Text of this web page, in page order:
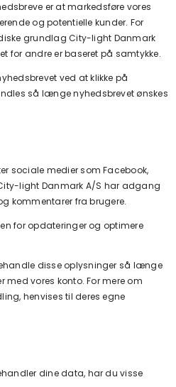
er at markedsføre vores
og potentielle kunder. For
grundlagCity-light Danmark
for andre er baseret på samtykke.
ved at klikke på
så længe nyhedsbrevet ønskes
sociale medier som Facebook,
light Danmark A/S har adgang
kommentarer fra brugere.
for opdateringer og optimere
disse oplysninger så længe
med vores konto. For mere om
henvises til deres egne
dine data, har du visse